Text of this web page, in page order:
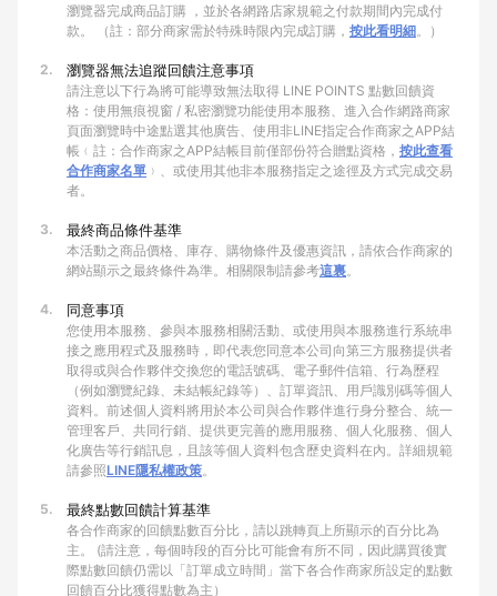
瀏覽器完成商品訂購 ，並於各網路店家規範之付款期間內完成付
款。 （註：部分商家需於特殊時限內完成訂購， 按此看明細。）
2. 瀏覽器無法追蹤回饋注意事項
請注意以下行為將可能導致無法取得 LINE POINTS 點數回饋資
格：使用無痕視窗 / 私密瀏覽功能使用本服務、進入合作網路商家
頁面瀏覽時中途點選其他廣告、使用非LINE指定合作商家之APP結
帳﹙註：合作商家之APP結帳目前僅部份符合贈點資格， 按此查看
合作商家名單 ﹚、或使用其他非本服務指定之途徑及方式完成交易
者。
3. 最終商品條件基準
本活動之商品價格、庫存、購物條件及優惠資訊，請依合作商家的
網站顯示之最終條件為準。相關限制請參考這裏。
4. 同意事項
您使用本服務、參與本服務相關活動、或使用與本服務進行系統串
接之應用程式及服務時，即代表您同意本公司向第三方服務提供者
取得或與合作夥伴交換您的電話號碼、電子郵件信箱、行為歷程
（例如瀏覽紀錄、未結帳紀錄等）、訂單資訊、用戶識別碼等個人
資料。前述個人資料將用於本公司與合作夥伴進行身分整合、統一
管理客戶、共同行銷、提供更完善的應用服務、個人化服務、個人
化廣告等行銷訊息，且該等個人資料包含歷史資料在內。詳細規範
請參照LINE隱私權政策。
5. 最終點數回饋計算基準
各合作商家的回饋點數百分比，請以跳轉頁上所顯示的百分比為
主。 (請注意，每個時段的百分比可能會有所不同，因此購買後實
際點數回饋仍需以「訂單成立時間」當下各合作商家所設定的點數
回饋百分比獲得點數為主）